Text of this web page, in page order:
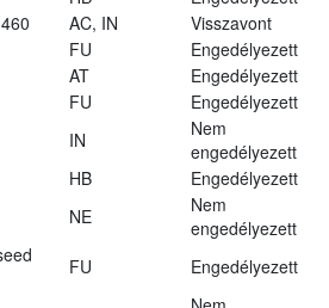
AC, IN
Visszavont
FU
Engedélyezett
AT
Engedélyezett
FU
Engedélyezett
IN
Nem
engedélyezett
HB
Engedélyezett
NE
Nem
engedélyezett
FU Engedélyezett